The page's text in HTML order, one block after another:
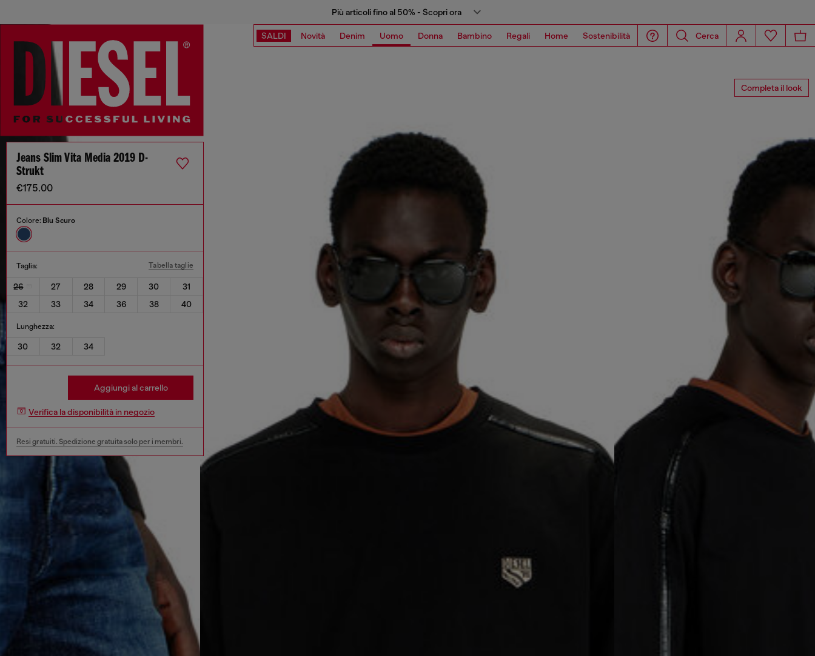
Più articoli fino al 50% - Scopri ora
SALDI Novità Denim Uomo Donna Bambino Regali Home Sostenibilità Cerca
Completa il look
Jeans Slim Vita Media 2019 D-
Strukt
€175.00
Colore: Blu Scuro
Taglia: Tabella taglie
26 27 28 29 30
31
32
33 34 36 38 40
Lunghezza:
30 32 34
Aggiungi al carrello
Verifica la disponibilità in negozio
Resi gratuiti. Spedizione gratuita solo per i membri.